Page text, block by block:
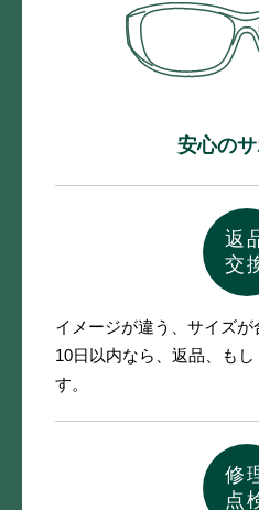
安心の
返
交
イメージが違う、サイズが
10日以内なら、 返品、もし
す。
修
点